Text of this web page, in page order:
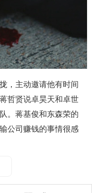
，主动邀请他有时间
哲贤说卓昊天和卓世
。蒋基俊和东森荣的
公司赚钱的事情很感